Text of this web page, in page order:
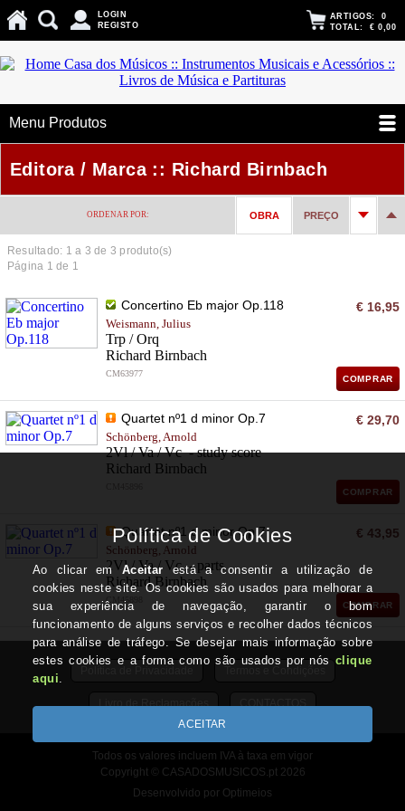
LOGIN
REGISTO
ARTIGOS: 0
TOTAL: € 0,00
Menu Produtos
Editora / Marca :: Richard Birnbach
ORDENAR POR: OBRA PREÇO
Resultado: 1 a 3 de 3 produto(s)
Página 1 de 1
Concertino Eb major Op.118
Weismann, Julius
Trp / Orq
Richard Birnbach
CM63977
€ 16,95
COMPRAR
Quartet nº1 d minor Op.7
Schönberg, Arnold
2Vl / Va / Vc - study score
Richard Birnbach
€ 29,70
COMPRAR
Quartet nº1 d minor Op.7
Schönberg, Arnold
2Vl / Va / Vc - parts
Richard Birnbach
CM45898
€ 43,95
COMPRAR
Termos e Condições
Livro de Reclamações CONTACTOS
Todos os valores incluem IVA à taxa em vigor
Copyright © CASADOSMUSICOS.pt 2026
Desenvolvido por Optimeios